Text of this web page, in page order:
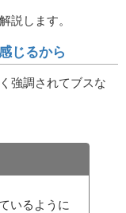
説します。
じるから
強調されてブスな
いるように